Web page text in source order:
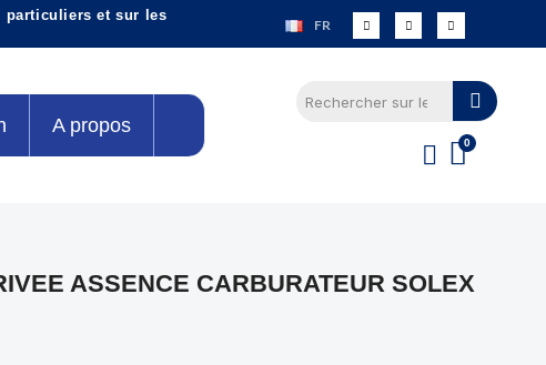
particuliers et sur les
FR
A propos
ASSENCE CARBURATEUR SOLEX